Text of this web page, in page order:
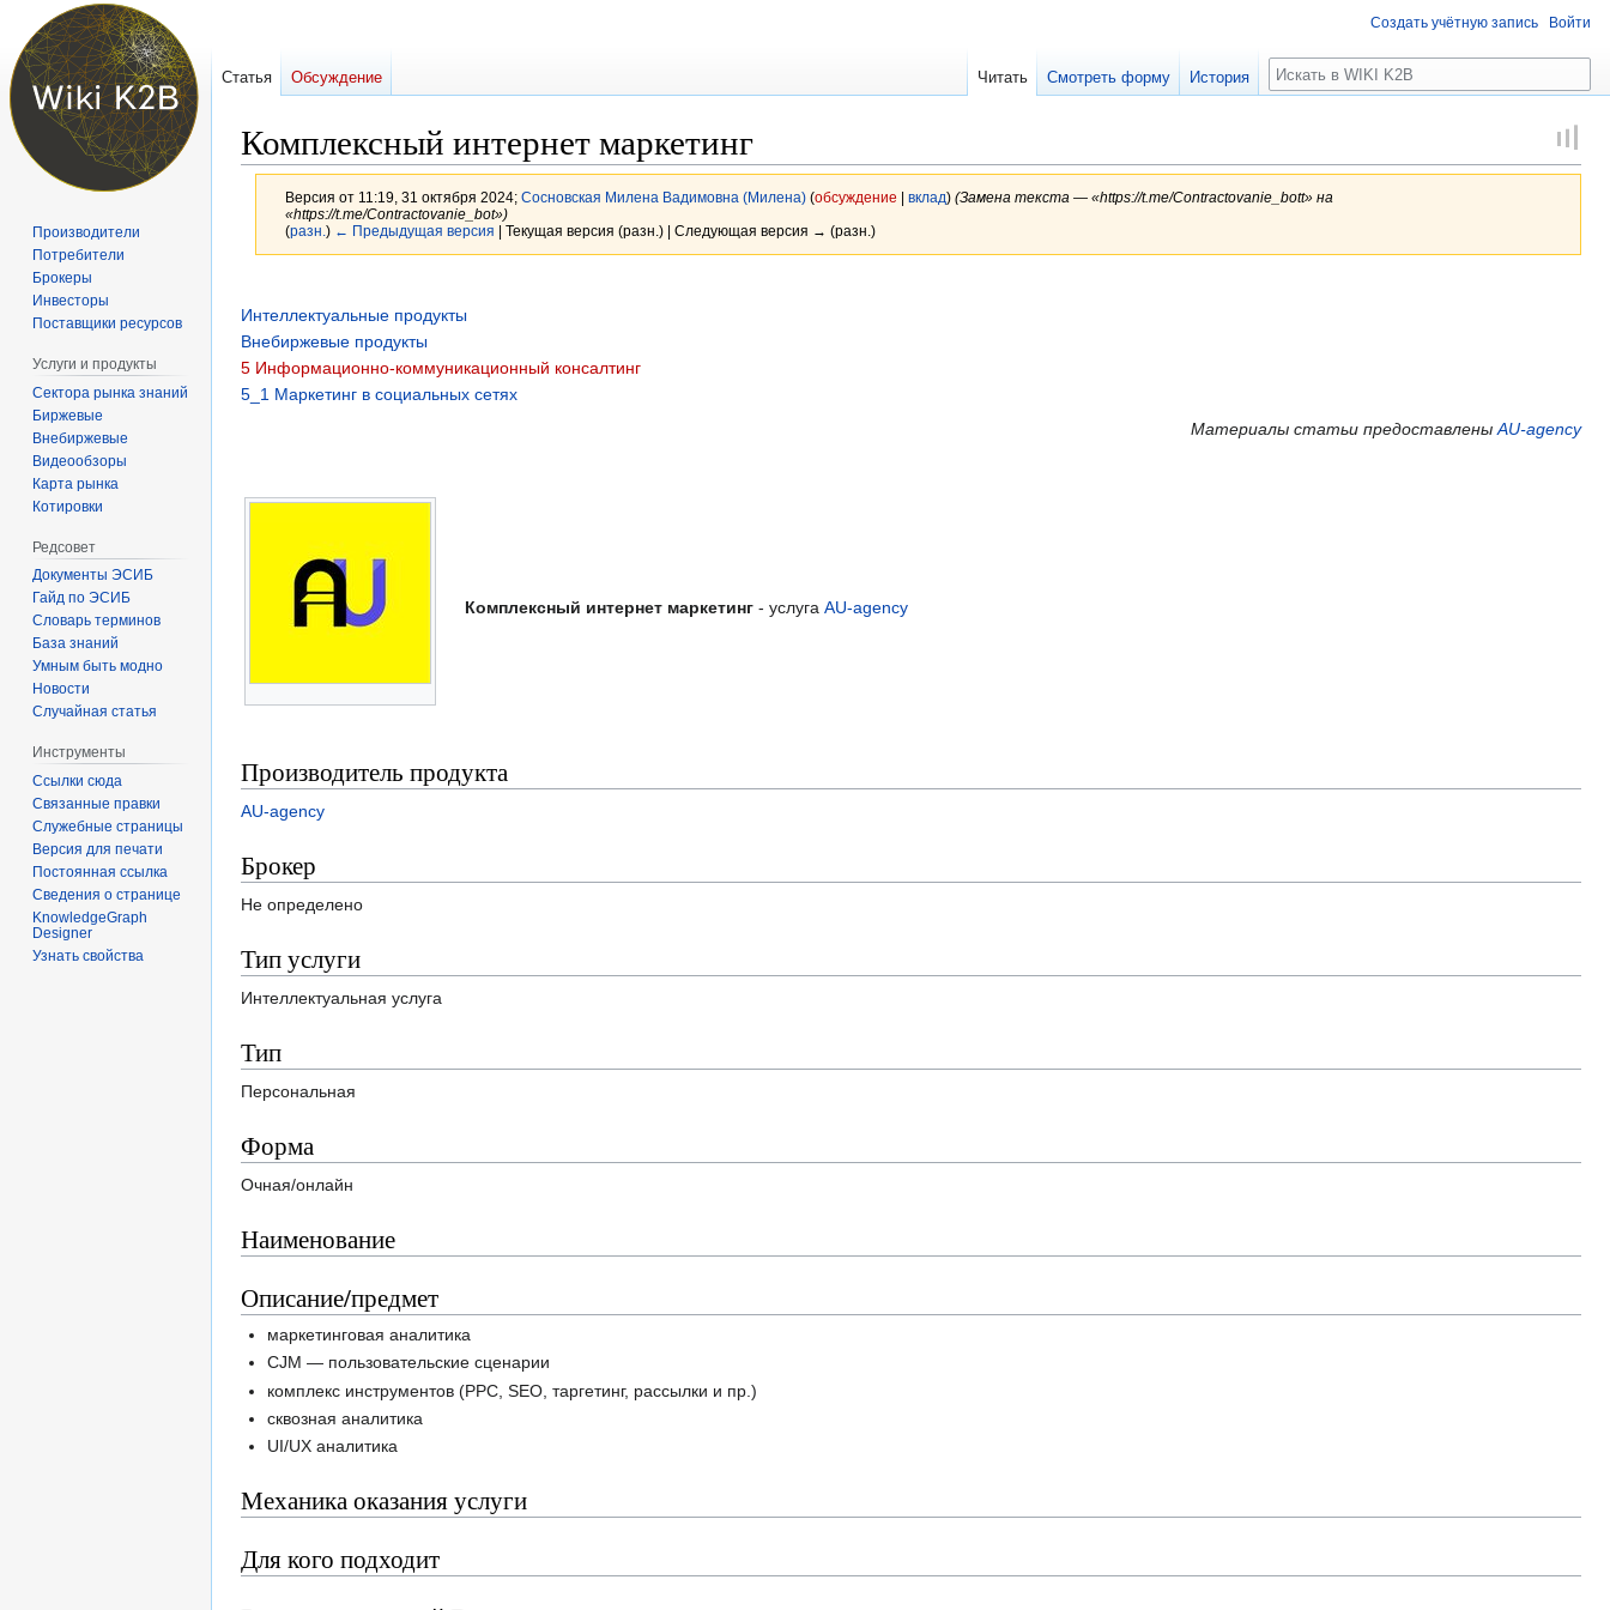
Комплексный интернет маркетинг
Версия от 11:19, 31 октября 2024; Сосновская Милена Вадимовна (Милена) (обсуждение вклад) (Замена текста — «https://t.me/Contractovanie_bott» на
«https://t.me/Contractovanie_bot»)
(разн. ) ← Предыдущая версия | Текущая версия (разн.) | Следующая версия → (разн.)
к
навигации
к
поиску
Интеллектуальные продукты
Внебиржевые продукты
5 Информационно-коммуникационный консалтинг
5_1 Маркетинг в социальных сетях
Материалы статьи предоставлены AU-agency
Комплексный интернет маркетинг - услуга AU-agency
Производитель продукта
AU-agency
Брокер
Не определено
Тип услуги
Интеллектуальная услуга
Тип
Персональная
Форма
Очная/онлайн
Наименование
Описание/предмет
маркетинговая аналитика
CJM — пользовательские сценарии
комплекс инструментов (PPC, SEO, таргетинг, рассылки и пр.)
сквозная аналитика
UI/UX аналитика
Механика оказания услуги
Для кого подходит
Создать учётную запись Войти
Статья Обсуждение Читать Смотреть форму История Поиск
Производители
Потребители
Брокеры
Инвесторы
Поставщики ресурсов
Услуги и продукты
Сектора рынка знаний
Биржевые
Внебиржевые
Видеообзоры
Карта рынка
Котировки
Редсовет
Документы ЭСИБ
Гайд по ЭСИБ
Словарь терминов
База знаний
Умным быть модно
Новости
Случайная статья
Инструменты
Ссылки сюда
Связанные правки
Служебные страницы
Версия для печати
Постоянная ссылка
Сведения о странице
KnowledgeGraph
Designer
Узнать свойства